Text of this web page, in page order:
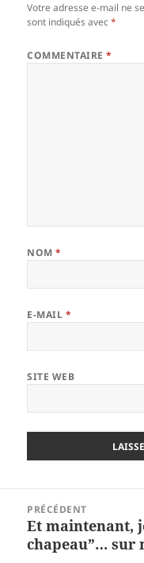
Votre adresse e-mail ne
sont indiqués avec*
COMMENTAIRE*
NOM*
E-MAIL *
SITE WEB
l’article
PRÉCÉDENT
Article
précédent :
Et maintenant,
chapeau”… sur